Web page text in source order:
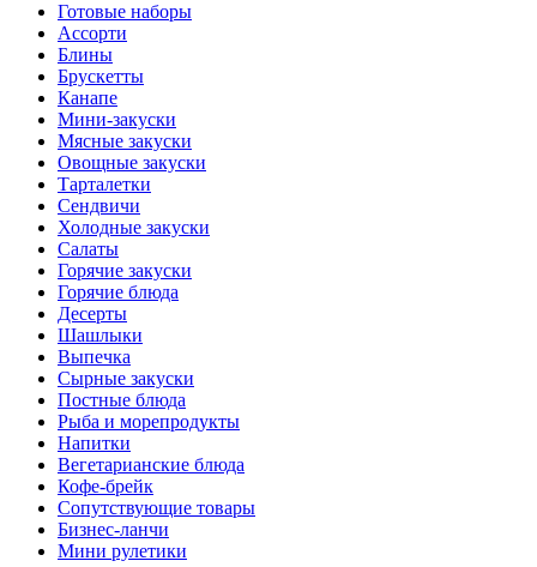
Готовые наборы
Ассорти
Блины
Брускетты
Канапе
Мини-закуски
Мясные закуски
Овощные закуски
Тарталетки
Сендвичи
Холодные закуски
Салаты
Горячие закуски
Горячие блюда
Десерты
Шашлыки
Выпечка
Сырные закуски
Постные блюда
Рыба и морепродукты
Напитки
Вегетарианские блюда
Кофе-брейк
Сопутствующие товары
Бизнес-ланчи
Мини рулетики